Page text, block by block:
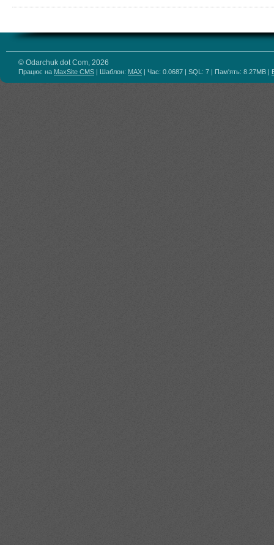
© Odarchuk dot Com, 2026
Працює на MaxSite CMS | Шаблон: MAX | Час: 0.0687 | SQL: 7 | Пам'ять: 8.27MB |